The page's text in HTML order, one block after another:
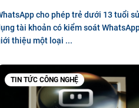
cho phép trẻ dưới 13 tuổi
tài khoản có kiểm soát
thiệu một loại ...
TIN TỨC CÔNG NGHỆ